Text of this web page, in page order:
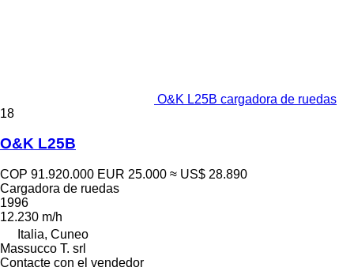
O&K L25B cargadora de ruedas
18
O&K L25B
COP 91.920.000 EUR 25.000 ≈ US$ 28.890
Cargadora de ruedas
1996
12.230 m/h
Italia, Cuneo
Massucco T. srl
Contacte con el vendedor